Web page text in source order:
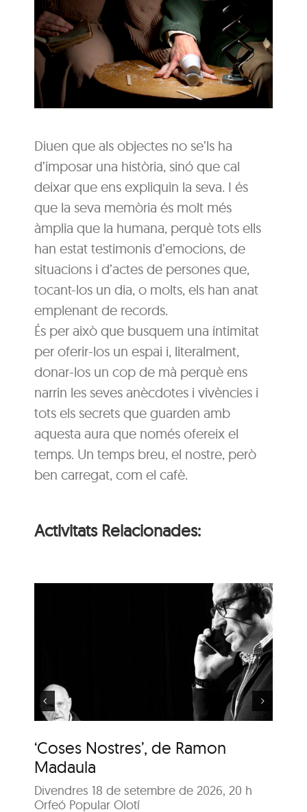
Diuen que als objectes no se’ls ha
d’imposar una història, sinó que cal
deixar que ens expliquin la seva. I és
que la seva memòria és molt més
àmplia que la humana, perquè tots ells
han estat testimonis d’emocions, de
situacions i d’actes de persones que,
tocant-los un dia, o molts, els han anat
emplenant de records.
És per això que busquem una intimitat
per oferir-los un espai i, literalment,
donar-los un cop de mà perquè ens
narrin les seves anècdotes i vivències i
tots els secrets que guarden amb
aquesta aura que només ofereix el
temps. Un temps breu, el nostre, però
ben carregat, com el cafè.
Activitats Relacionades:
‘Coses Nostres’, de Ramon
Madaula
Divendres 18 de setembre de 2026, 20 h
Orfeó Popular Olotí
‘Coses Nostres’, de
Ramon Madaula